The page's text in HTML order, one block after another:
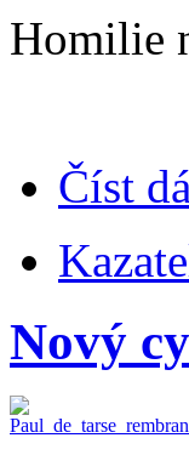
Homilie
Číst
Nový